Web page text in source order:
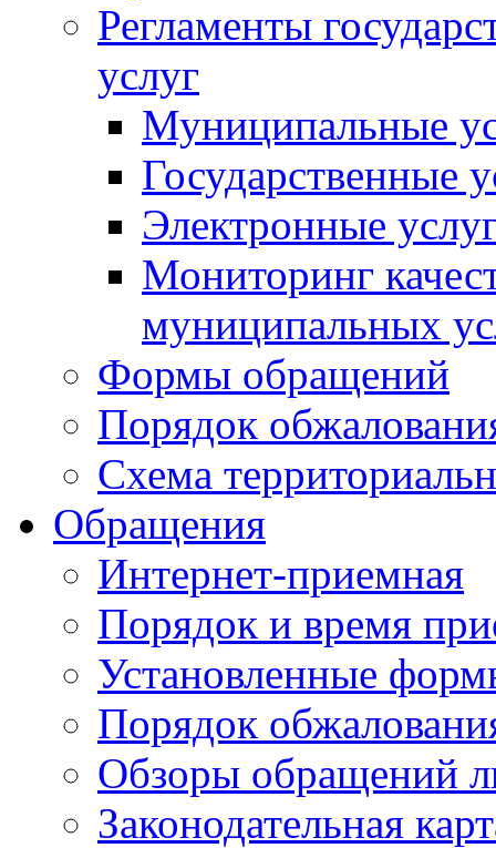
Регламенты
услуг
Муниципальные
Государственные
Электронные
Мониторинг
муниципальных
Формы обращений
Порядок
Схема
Обращения
Интернет-приемная
Порядок и время
Установленные
Порядок
Обзоры обращений
Законодательная